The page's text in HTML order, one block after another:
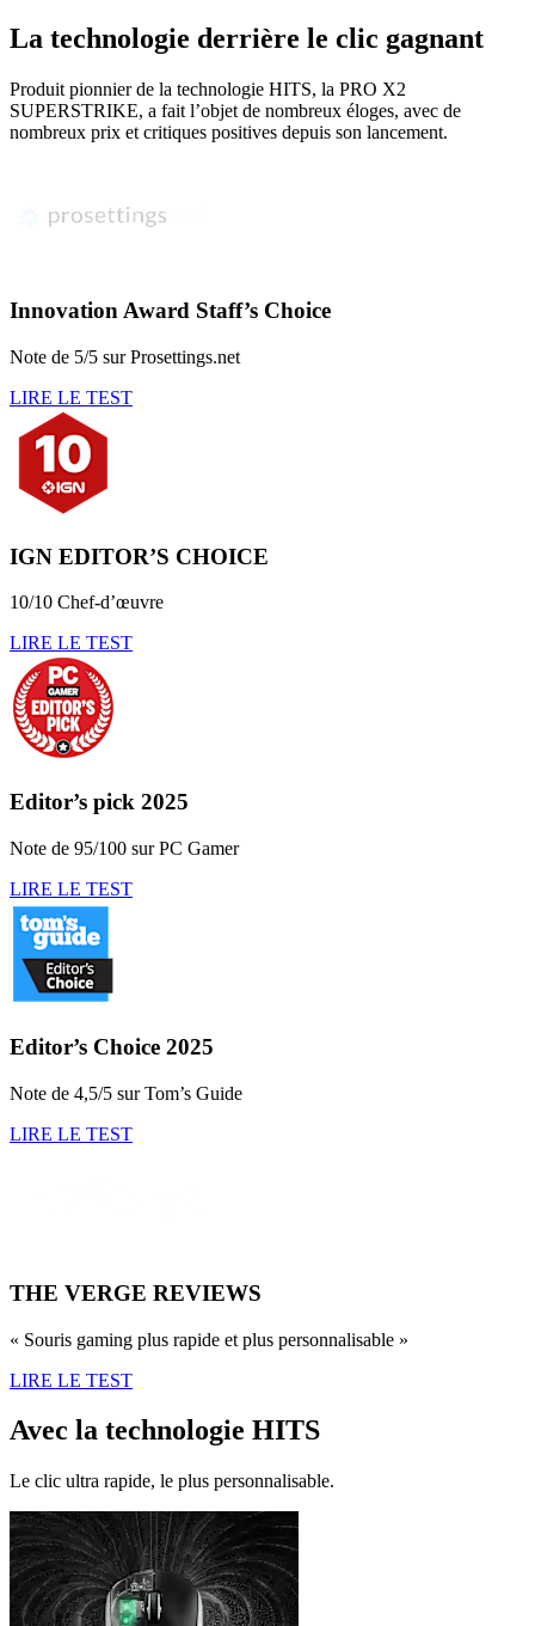
La technologie derrière le clic gagnant
Produit pionnier de la technologie HITS, la PRO X2
SUPERSTRIKE, a fait l’objet de nombreux éloges, avec de
nombreux prix et critiques positives depuis son lancement.
Innovation Award Staff’s Choice
Note de 5/5 sur Prosettings.net
LIRE LE TEST
IGN EDITOR’S CHOICE
10/10 Chef-d’œuvre
LIRE LE TEST
Editor’s pick 2025
Note de 95/100 sur PC Gamer
LIRE LE TEST
Editor’s Choice 2025
Note de 4,5/5 sur Tom’s Guide
LIRE LE TEST
THE VERGE REVIEWS
« Souris gaming plus rapide et plus personnalisable »
LIRE LE TEST
Avec la technologie HITS
Le clic ultra rapide, le plus personnalisable.